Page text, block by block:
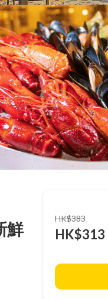
鮮
HK$383
HK$313